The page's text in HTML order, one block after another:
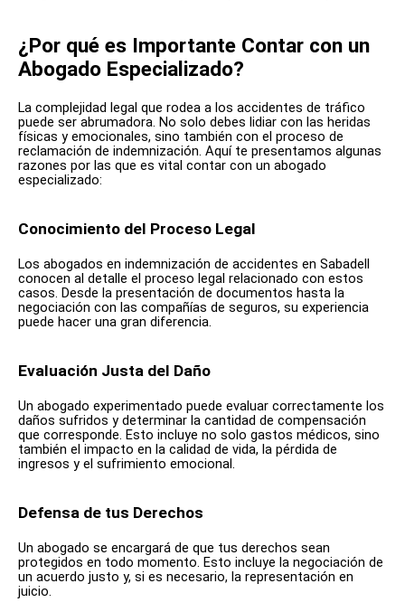
¿Por qué es Importante Contar con un
Abogado Especializado?
La complejidad legal que rodea a los accidentes de tráfico
puede ser abrumadora. No solo debes lidiar con las heridas
físicas y emocionales, sino también con el proceso de
reclamación de indemnización. Aquí te presentamos algunas
razones por las que es vital contar con un abogado
especializado:
Conocimiento del Proceso Legal
Los abogados en indemnización de accidentes en Sabadell
conocen al detalle el proceso legal relacionado con estos
casos. Desde la presentación de documentos hasta la
negociación con las compañías de seguros, su experiencia
puede hacer una gran diferencia.
Evaluación Justa del Daño
Un abogado experimentado puede evaluar correctamente los
daños sufridos y determinar la cantidad de compensación
que corresponde. Esto incluye no solo gastos médicos, sino
también el impacto en la calidad de vida, la pérdida de
ingresos y el sufrimiento emocional.
Defensa de tus Derechos
Un abogado se encargará de que tus derechos sean
protegidos en todo momento. Esto incluye la negociación de
un acuerdo justo y, si es necesario, la representación en
juicio.